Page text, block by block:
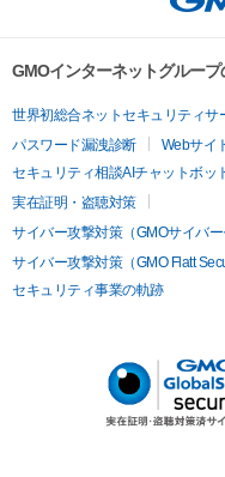
GMOインターネットグルー
世界初総合ネットセキュリティサ
パスワード漏洩診断
Webサイ
セキュリティ相談AIチャットボッ
実在証明・盗聴対策
サイバー攻撃対策（GMOサイバー
サイバー攻撃対策（GMO Flatt
セキュリティ事業の軌跡